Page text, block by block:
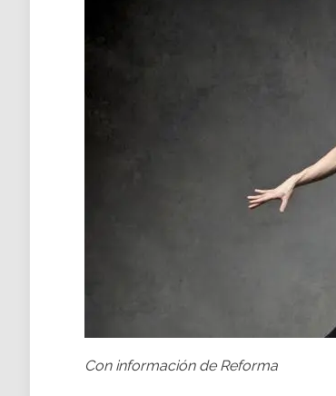
Con información de Reforma